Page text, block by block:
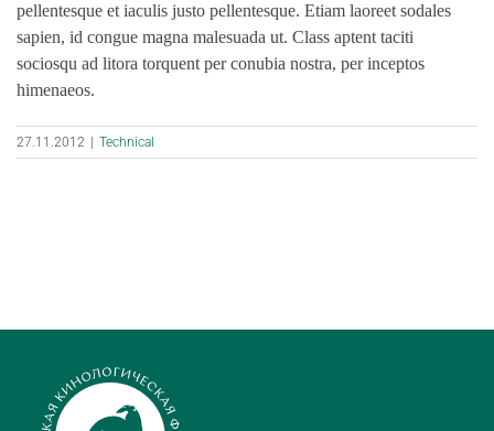
pellentesque et iaculis justo pellentesque. Etiam laoreet sodales
sapien, id congue magna malesuada ut. Class aptent taciti
sociosqu ad litora torquent per conubia nostra, per inceptos
himenaeos.
27.11.2012 Technical